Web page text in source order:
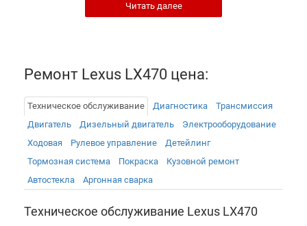
рыночному успеху модель находилась в серийном
Выполняя техническое обслуживание ТО Lexus LX
470, необходимо четко придерживаться всех
рекомендаций производителя и использовать
соответствующие технологии. Кроме этого, очень
важен профессионализм специалистов,
осуществляющих обслуживание Лексус ЛХ 470.
Необходимо понимать, что цена даже небольшого
довольно высокой, что вполне объяснимо,
Читать далее
Ремонт Lexus LX470 цена:
Техническое обслуживание Диагностика
Трансмиссия
Двигатель
Дизельный двигатель
Электрооборудованиe
Ходовая
Рулевое управление
Детейлинг
Тормозная система
Покраска
Кузовной ремонт
Автостекла
Аргонная сварка
Техническое обслуживание Lexus LX470